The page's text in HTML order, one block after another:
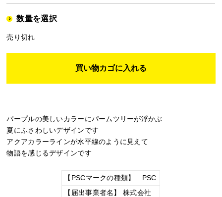
数量を選択
売り切れ
パープルの美しいカラーにパームツリーが浮かぶ
夏にふさわしいデザインです
アクアカラーラインが水平線のように見えて
物語を感じるデザインです
【PSCマークの種類】 PSC
【届出事業者名】 株式会社